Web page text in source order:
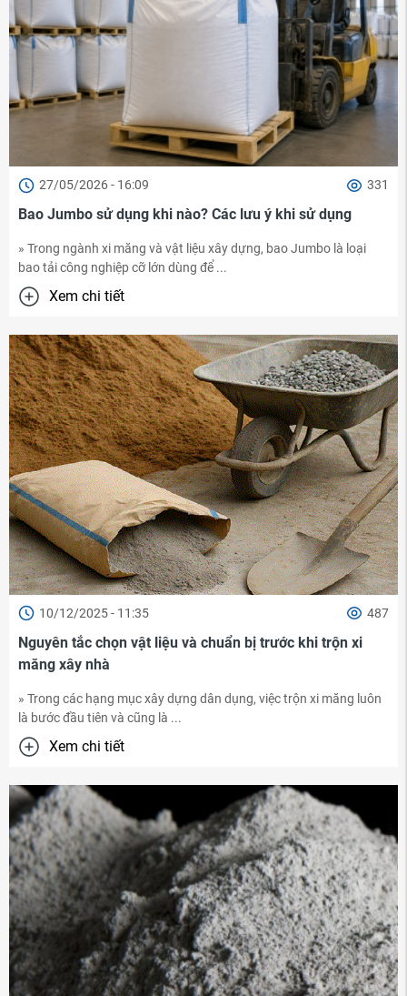
27/05/2026 - 16:09 331
Bao Jumbo sử dụng khi nào? Các lưu ý khi sử dụng
» Trong ngành xi măng và vật liệu xây dựng, bao Jumbo là loại
bao tải công nghiệp cỡ lớn dùng để ...
Xem chi tiết
10/12/2025 - 11:35 487
Nguyên tắc chọn vật liệu và chuẩn bị trước khi trộn xi
măng xây nhà
» Trong các hạng mục xây dựng dân dụng, việc trộn xi măng luôn
là bước đầu tiên và cũng là ...
Xem chi tiết